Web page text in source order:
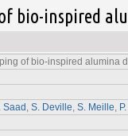
bio-inspired
of bio-inspired alumina
Saad S. Deville S. Meille